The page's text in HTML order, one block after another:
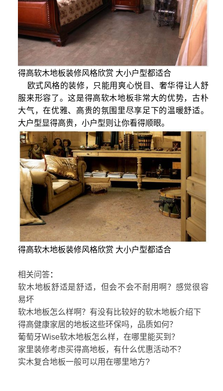
得高软木地板装修风格欣赏 大小户型都适合
欧式风格的装修，只能用爽心悦目、奢华得让人舒
服来形容了。这是得高软木地板非常大的优势，古朴
大气，在优雅、高贵的氛围里尽享足下的温暖舒适。
大户型显得高贵，小户型则让你看得顺眼。
得高软木地板装修风格欣赏 大小户型都适合
相关问答：
软木地板舒适是舒适，但会不会不耐用啊？感觉很容
易坏
软木地板怎么样啊？有没有比较好的软木地板介绍下
得高健康家居的地板这些环保吗，品质如何？
葡萄牙Wise软木地板怎么样，在哪里能买到？
家里装修考虑买得高地板，有什么优惠活动不？
实木复合地板一般可以用在哪里地方?